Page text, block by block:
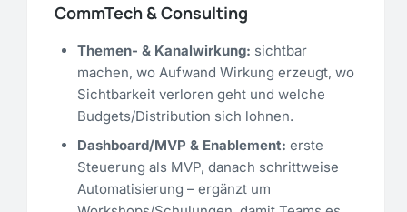
CommTech & Consulting
Themen- & Kanalwirkung: sichtbar
machen, wo Aufwand Wirkung erzeugt, wo
Sichtbarkeit verloren geht und welche
Budgets/Distribution sich lohnen.
Dashboard/MVP & Enablement: erste
Steuerung als MVP, danach schrittweise
Automatisierung – ergänzt um